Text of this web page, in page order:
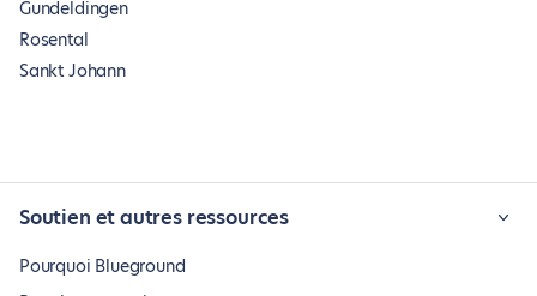
Gundeldingen
Rosental
Sankt Johann
Soutien et autres ressources
Pourquoi Blueground